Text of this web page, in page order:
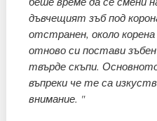
дъвчещият зъб под
отстранен, около
отново си постави
твърде скъпи.
въпреки че те са
внимание. "